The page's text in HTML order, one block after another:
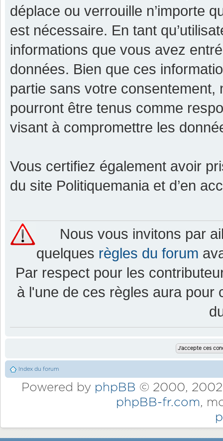
déplace ou verrouille n’importe
est nécessaire. En tant
informations que vous avez
données. Bien que ces
partie sans votre consentement,
pourront être tenus comme
visant à compromettre les
Vous certifiez également avoir
du site Politiquemania et d’en
Nous vous invitons par
quelques règles du forum
Par respect pour les
à l'une de ces règles aura pour
Index du forum
Powered by phpBB © 2000,
phpBB-fr.com,